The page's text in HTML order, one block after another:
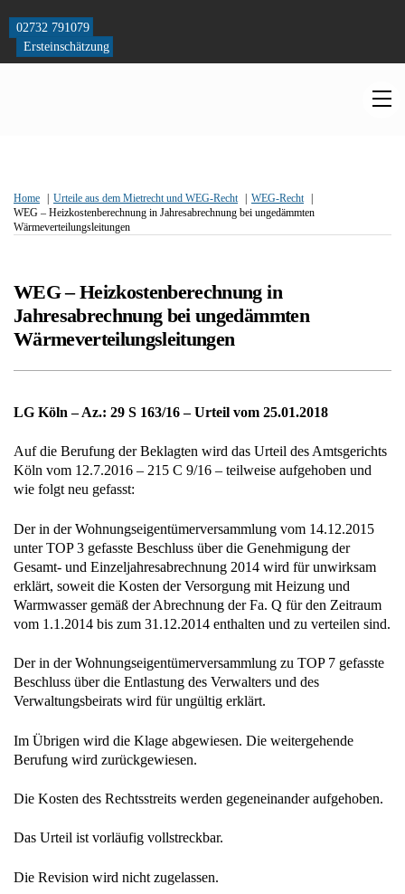
content
02732 791079
Ersteinschätzung
Home Urteile aus dem Mietrecht und WEG-Recht
WEG-Recht
WEG – Heizkostenberechnung in Jahresabrechnung bei ungedämmten
Wärmeverteilungsleitungen
WEG – Heizkostenberechnung in
Jahresabrechnung bei ungedämmten
Wärmeverteilungsleitungen
LG Köln – Az.: 29 S 163/16 – Urteil vom 25.01.2018
Auf die Berufung der Beklagten wird das Urteil des Amtsgerichts
Köln vom 12.7.2016 – 215 C 9/16 – teilweise aufgehoben und
wie folgt neu gefasst:
Der in der Wohnungseigentümerversammlung vom 14.12.2015
unter TOP 3 gefasste Beschluss über die Genehmigung der
Gesamt- und Einzeljahresabrechnung 2014 wird für unwirksam
erklärt, soweit die Kosten der Versorgung mit Heizung und
Warmwasser gemäß der Abrechnung der Fa. Q für den Zeitraum
vom 1.1.2014 bis zum 31.12.2014 enthalten und zu verteilen sind.
Der in der Wohnungseigentümerversammlung zu TOP 7 gefasste
Beschluss über die Entlastung des Verwalters und des
Verwaltungsbeirats wird für ungültig erklärt.
Im Übrigen wird die Klage abgewiesen. Die weitergehende
Berufung wird zurückgewiesen.
Die Kosten des Rechtsstreits werden gegeneinander aufgehoben.
Das Urteil ist vorläufig vollstreckbar.
Die Revision wird nicht zugelassen.